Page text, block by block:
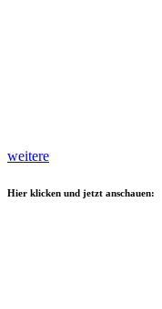
weitere
Hier klicken und jetzt anschauen: